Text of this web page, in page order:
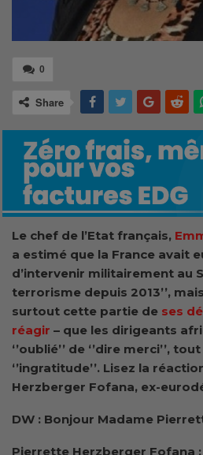
0
Share
Le chef de l’Etat français,
a estimé que la France avait eu
d’intervenir militairement au
terrorisme depuis 2013’’,
surtout cette partie de ses
réagir – que les dirigeants
‘’oublié’’ de ‘’dire merci’’,
‘’ingratitude’’. Lisez la
Herzberger Fofana, ex-
DW : Bonjour Madame
Pierrette Herzberger Fofana :